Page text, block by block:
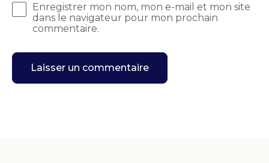
Enregistrer mon nom, mon e-mail et mon site
dans le navigateur pour mon prochain
commentaire.